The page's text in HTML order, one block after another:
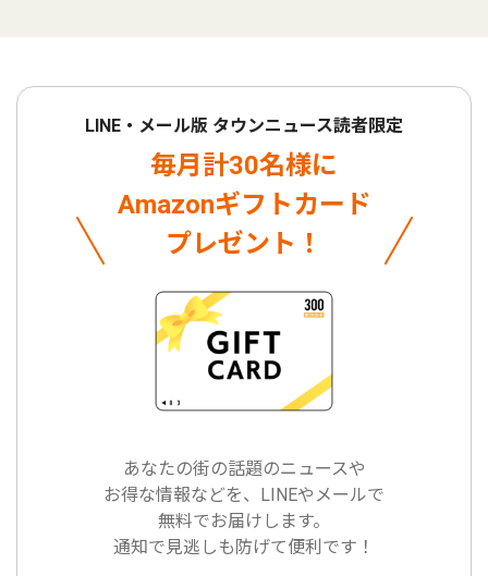
LINE・メール版 タウンニュース読者限定
毎月計30名様に
Amazonギフトカード
プレゼント！
あなたの街の話題のニュースや
お得な情報などを、LINEやメールで
無料でお届けします。
通知で見逃しも防げて便利です！